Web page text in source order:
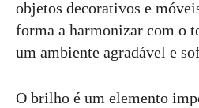
objetos decorativos e
forma a harmonizar com o
um ambiente agradável e
O brilho é um elemento